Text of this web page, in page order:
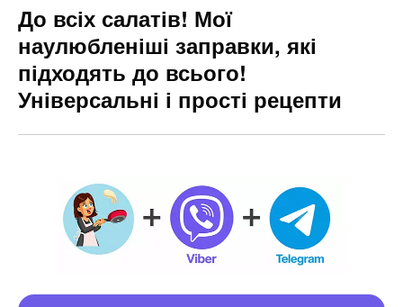
До всіх салатів! Мої
наулюбленіші заправки, які
підходять до всього!
Універсальні і прості рецепти